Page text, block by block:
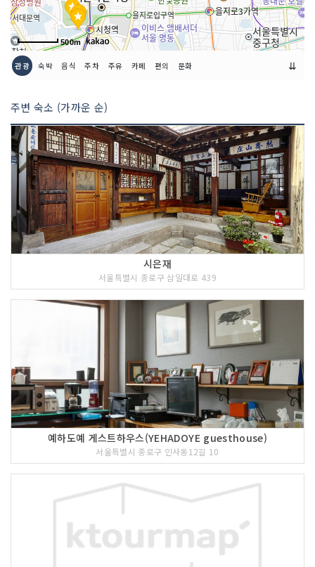
판매 품목
섬유공예품 / 칠보공예품 / 전통 및 현대
장신구
판매 품목별 가격 품목별 가격 상이함
매장안내
- 1층 현대공예품 - 2층 전통공예품 - 3층
되살림가구- 4층 고미술품
500m
관광 숙박 음식 주차 주유 카페 편의 문화 ⇊
주변 숙소 (가까운 순)
시은재
서울특별시 종로구 삼일대로 439
예하도예 게스트하우스(YEHADOYE guesthouse)
서울특별시 종로구 인사동12길 10